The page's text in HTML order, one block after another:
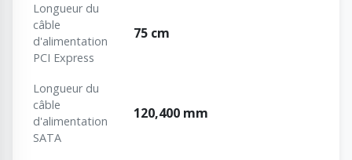
Longueur du
câble
d'alimentation
PCI Express
75 cm
Longueur du
câble
d'alimentation
SATA
120,400 mm